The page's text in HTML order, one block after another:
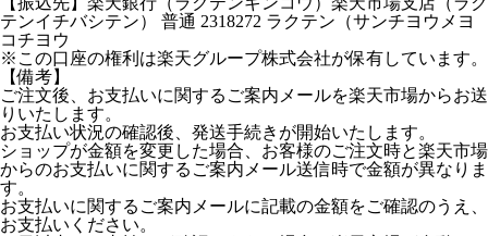
テンイチバシテン） 普通 2318272 ラクテン（サンチヨウメヨ
コチヨウ
※この口座の権利は楽天グループ株式会社が保有しています。
【備考】
ご注文後、お支払いに関するご案内メールを楽天市場からお送
りいたします。
お支払い状況の確認後、発送手続きが開始いたします。
ショップが金額を変更した場合、お客様のご注文時と楽天市場
からのお支払いに関するご案内メール送信時で金額が異なりま
す。
お支払いに関するご案内メールに記載の金額をご確認のうえ、
お支払いください。